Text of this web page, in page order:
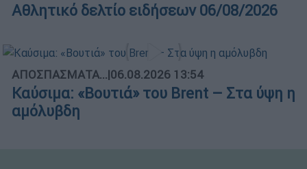
Αθλητικό δελτίο ειδήσεων 06/08/2026
ΑΠΟΣΠΑΣΜΑΤΑ...|06.08.2026 13:54
Καύσιμα: «Βουτιά» του Brent – Στα ύψη η
αμόλυβδη